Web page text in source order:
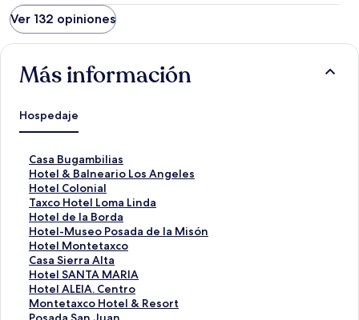
Ver 132 opiniones
Más información
Hospedaje
Casa Bugambilias
E
n
l
a
c
e
p
a
r
a
a
b
Hotel & Balneario Los Angeles
E
n
l
a
c
e
p
a
r
a
a
Hotel Colonial
E
n
l
a
c
e
p
a
r
a
Taxco Hotel Loma Linda
E
n
l
a
c
e
p
a
r
Hotel de la Borda
E
n
l
a
c
e
p
a
Hotel-Museo Posada de la Misón
E
n
l
a
c
e
p
Hotel Montetaxco
E
n
l
a
c
e
Casa Sierra Alta
E
n
l
a
c
Hotel SANTA MARIA
E
n
l
a
Hotel ALEIA. Centro
E
n
l
Montetaxco Hotel & Resort
E
n
E